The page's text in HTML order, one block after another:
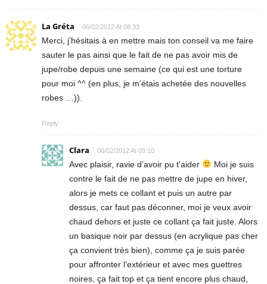
La Gréta 06/02/2012 At 08:33
Merci, j’hésitais à en mettre mais ton conseil va me faire
sauter le pas ainsi que le fait de ne pas avoir mis de
jupe/robe depuis une semaine (ce qui est une torture
pour moi ^^ (en plus, je m’étais achetée des nouvelles
robes …)).
Reply
Clara 06/02/2012 At 09:10
Avec plaisir, ravie d’avoir pu t’aider
Moi je suis
contre le fait de ne pas mettre de jupe en hiver,
alors je mets ce collant et puis un autre par
dessus, car faut pas déconner, moi je veux avoir
chaud dehors et juste ce collant ça fait juste. Alors
un basique noir par dessus (en acrylique pas cher
ça convient très bien), comme ça je suis parée
pour affronter l’extérieur et avec mes guettres
noires, ça fait top et ça tient encore plus chaud,